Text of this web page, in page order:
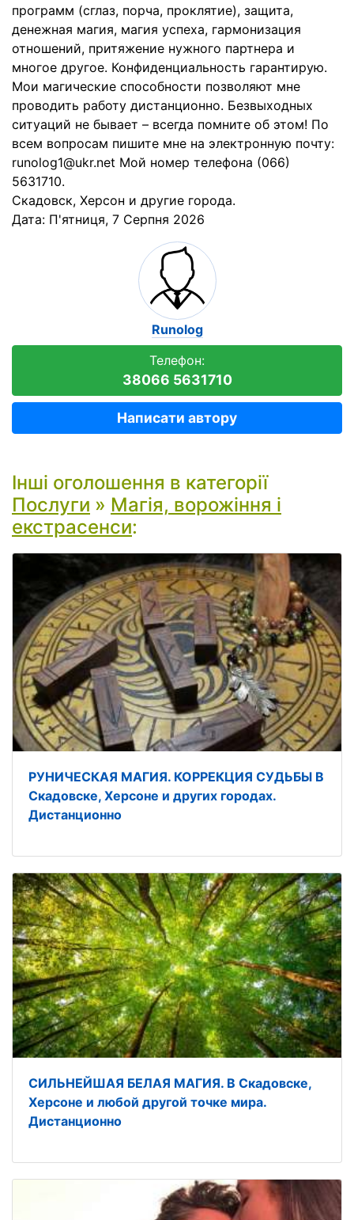
программ (сглаз, порча, проклятие), защита,
денежная магия, магия успеха, гармонизация
отношений, притяжение нужного партнера и
многое другое. Конфиденциальность гарантирую.
Мои магические способности позволяют мне
проводить работу дистанционно. Безвыходных
ситуаций не бывает – всегда помните об этом! По
всем вопросам пишите мне на электронную почту:
runolog1@ukr.net Мой номер телефона (066)
5631710.
Скадовск, Херсон и другие города.
Дата: П'ятниця, 7 Серпня 2026
Runolog
Телефон:
38066 5631710
Написати автору
Інші оголошення в категорії
Послуги » Магія, ворожіння і
екстрасенси:
РУНИЧЕСКАЯ МАГИЯ. КОРРЕКЦИЯ СУДЬБЫ В
Скадовске, Херсоне и других городах.
Дистанционно
СИЛЬНЕЙШАЯ БЕЛАЯ МАГИЯ. В Скадовске,
Херсоне и любой другой точке мира.
Дистанционно